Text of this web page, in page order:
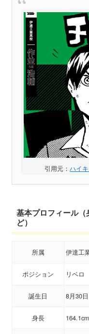
引用元：ハイ
基本プロフィール
ど）
所属 伊達工
ポジション リベロ
誕生日 8月30日
身長 164.1cm